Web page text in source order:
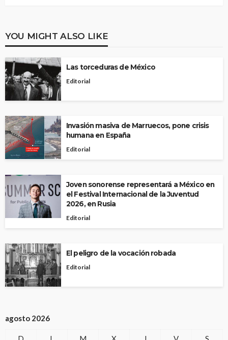
YOU MIGHT ALSO LIKE
Las torceduras de México
Editorial
Invasión masiva de Marruecos, pone crisis
humana en España
Editorial
Joven sonorense representará a México en
el Festival Internacional de la Juventud
2026, en Rusia
Editorial
El peligro de la vocación robada
Editorial
agosto 2026